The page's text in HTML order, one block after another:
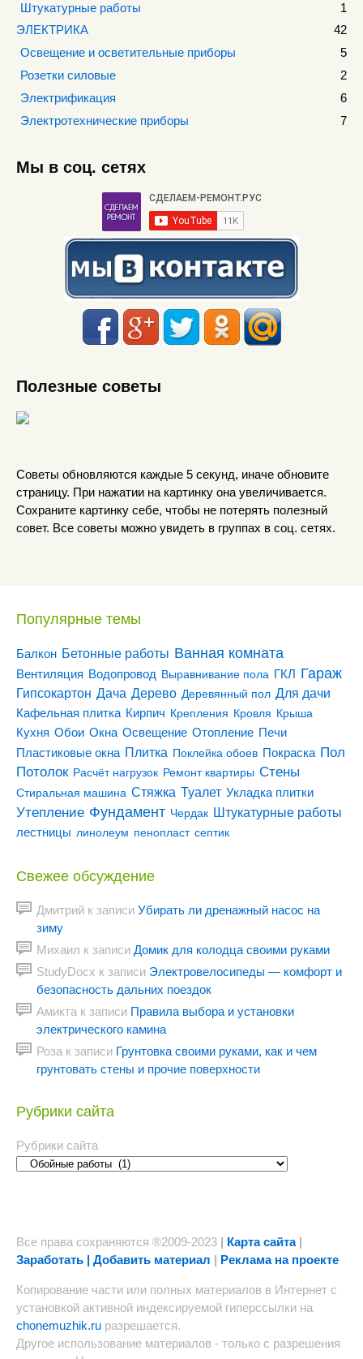
Штукатурные работы
1
ЭЛЕКТРИКА
42
Освещение и осветительные приборы
5
Розетки силовые
2
Электрификация
6
Электротехнические приборы
7
Мы в соц. сетях
Полезные советы
Советы обновляются каждые 5 секунд, иначе обновите
страницу. При нажатии на картинку она увеличивается.
Сохраните картинку себе, чтобы не потерять полезный
совет. Все советы можно увидеть в группах в соц. сетях.
Популярные темы
Балкон Бетонные работы Ванная комната
Вентиляция Водопровод Выравнивание пола ГКЛ Гараж
Гипсокартон Дача Дерево Деревянный пол Для дачи
Кафельная плитка Кирпич Крепления Кровля Крыша
Кухня Обои Окна Освещение Отопление Печи
Пластиковые окна Плитка Поклейка обоев Покраска Пол
Потолок Расчёт нагрузок Ремонт квартиры Стены
Стиральная машина Стяжка Туалет Укладка плитки
Утепление Фундамент Чердак Штукатурные работы
лестницы линолеум пенопласт септик
Свежее обсуждение
Дмитрий к записи Убирать ли дренажный насос на
зиму
Михаил к записи Домик для колодца своими руками
StudyDocx к записи Электровелосипеды — комфорт и
безопасность дальних поездок
Амикта к записи Правила выбора и установки
электрического камина
Роза к записи Грунтовка своими руками, как и чем
грунтовать стены и прочие поверхности
Рубрики сайта
Рубрики сайта
Все права сохраняются ®2009-2023 | Карта сайта|
Заработать | Добавить материал | Реклама на проекте
Копирование части или полных материалов в Интернет с
установкой активной индексируемой гиперссылки на
chonemuzhik.ru разрешается.
Другое использование материалов - только с разрешения